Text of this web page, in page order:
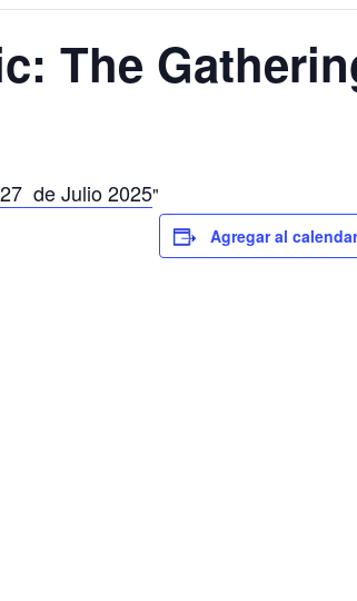
The
de Julio 2025
Agregar al